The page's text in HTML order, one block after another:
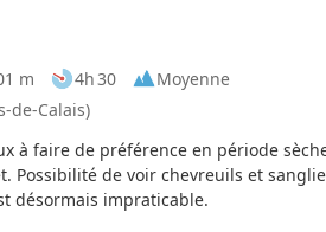
m 4h 30
Moyenne
de-Calais)
à faire de préférence en période
Possibilité de voir chevreuils et
désormais impraticable.